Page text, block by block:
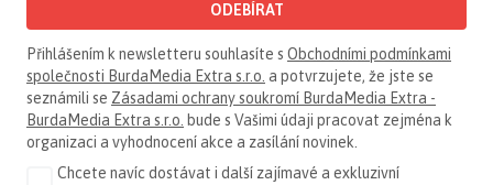
ODEBÍRAT
Přihlášením k newsletteru souhlasíte s Obchodními podmínkami
společnosti BurdaMedia Extra s.r.o. a potvrzujete, že jste se
seznámili se Zásadami ochrany soukromí BurdaMedia Extra -
BurdaMedia Extra s.r.o. bude s Vašimi údaji pracovat zejména k
organizaci a vyhodnocení akce a zasílání novinek.
Chcete navíc dostávat i další zajímavé a exkluzivní